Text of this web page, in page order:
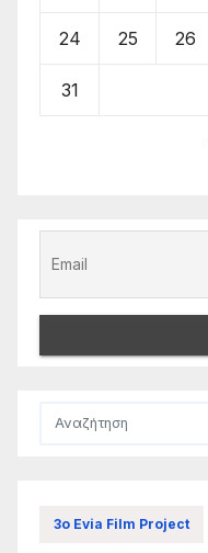
24 25 26
31
3ο Evia Film Project